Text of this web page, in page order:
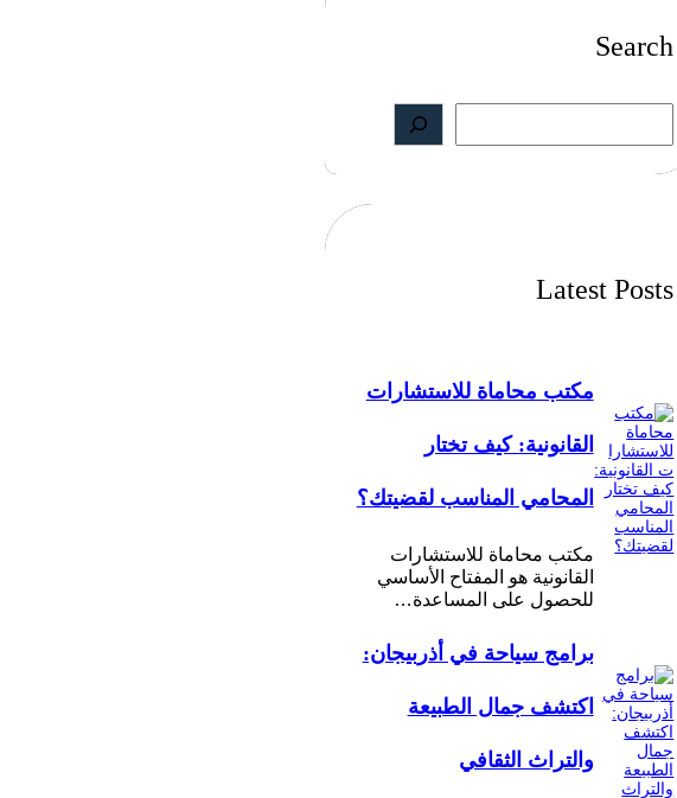
Search
a
r
Latest Posts
مكتب محاماة للاستشارات
القانونية: كيف تختار
المحامي المناسب لقضيتك؟
مكتب محاماة للاستشارات
القانونية هو المفتاح الأساسي
للحصول على المساعدة…
برامج سياحة في أذربيجان:
اكتشف جمال الطبيعة
والتراث الثقافي